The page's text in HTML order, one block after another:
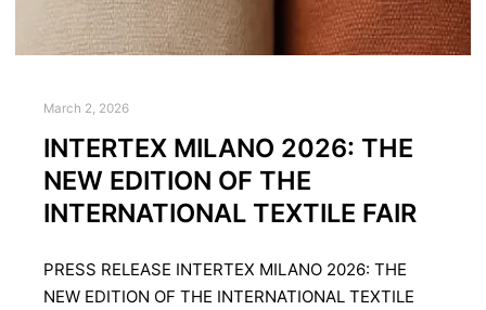
March 2, 2026
INTERTEX MILANO 2026: THE
NEW EDITION OF THE
INTERNATIONAL TEXTILE FAIR
PRESS RELEASE INTERTEX MILANO 2026: THE
NEW EDITION OF THE INTERNATIONAL TEXTILE